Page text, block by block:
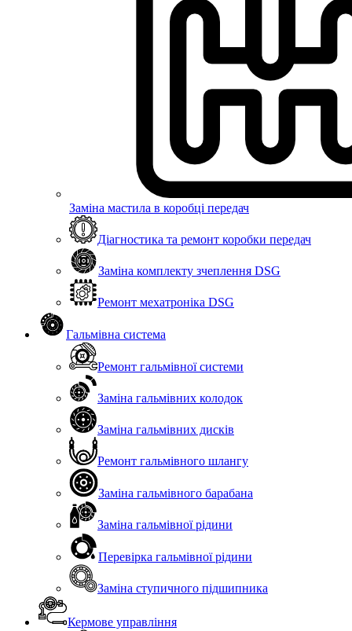
Заміна мастила в коробці передач
Діагностика та ремонт коробки передач
Заміна комплекту зчеплення DSG
Ремонт мехатроніка DSG
Гальмівна система
Ремонт гальмівної системи
Заміна гальмівних колодок
Заміна гальмівних дисків
Ремонт гальмівного шлангу
Заміна гальмівного барабана
Заміна гальмівної рідини
Перевірка гальмівної рідини
Заміна ступичного підшипника
Кермове управління